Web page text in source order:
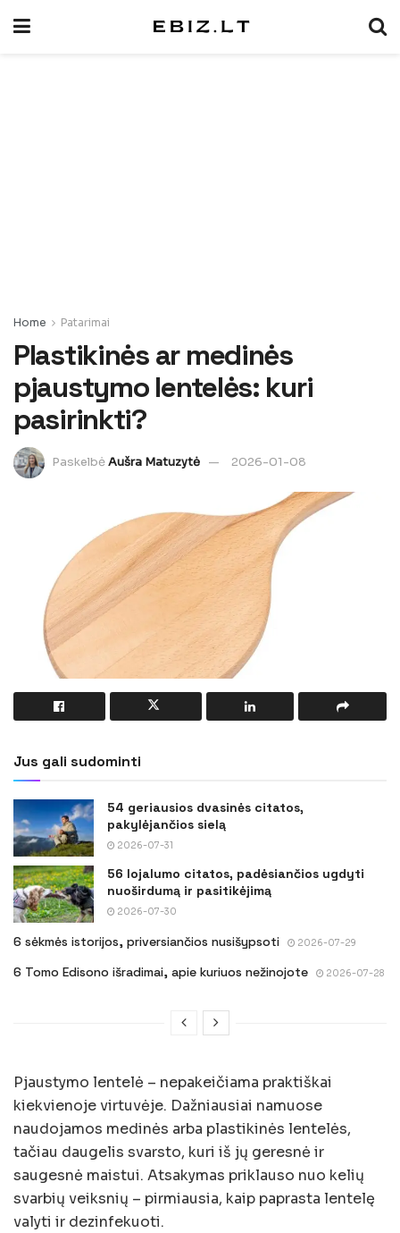
Home Patarimai
Plastikinės ar medinės
pjaustymo lentelės: kuri
pasirinkti?
PaskelbėAušra Matuzytė 2026-01-08
Jus gali sudominti
54 geriausios dvasinės citatos,
pakylėjančios sielą
2026-07-31
56 lojalumo citatos, padėsiančios ugdyti
nuoširdumą ir pasitikėjimą
2026-07-30
6 sėkmės istorijos, priversiančios nusišypsoti 2026-07-29
6 Tomo Edisono išradimai, apie kuriuos nežinojote 2026-07-28
Pjaustymo lentelė – nepakeičiama praktiškai
kiekvienoje virtuvėje. Dažniausiai namuose
naudojamos medinės arba plastikinės lentelės,
tačiau daugelis svarsto, kuri iš jų geresnė ir
saugesnė maistui. Atsakymas priklauso nuo kelių
svarbių veiksnių – pirmiausia, kaip paprasta lentelę
valyti ir dezinfekuoti.